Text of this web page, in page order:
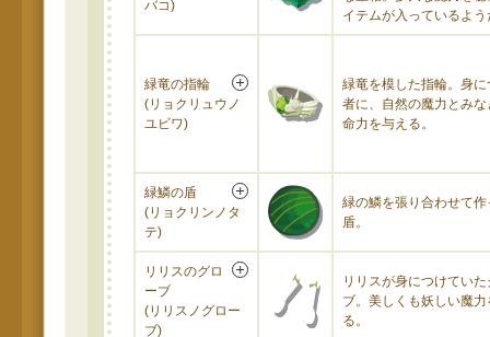
バコ)
イテムが入っているよう
緑竜の指輪
(リョクリュウノ
ユビワ)
緑竜を模した指輪。身に
者に、自然の魔力とみな
命力を与える。
緑鱗の盾
(リョクリンノタ
テ)
緑の鱗を張り合わせて作
盾。
リリスのグロ
ーブ
(リリスノグロー
ブ)
リリスが身につけてい
ブ。美しくも妖しい魔力
る。